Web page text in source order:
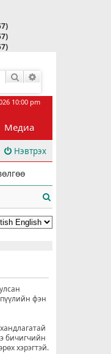
Хайлт
10:00 pm
Медиа
Нэвтрэх
а
фэн
бичигчийн
хэрэгтэй.